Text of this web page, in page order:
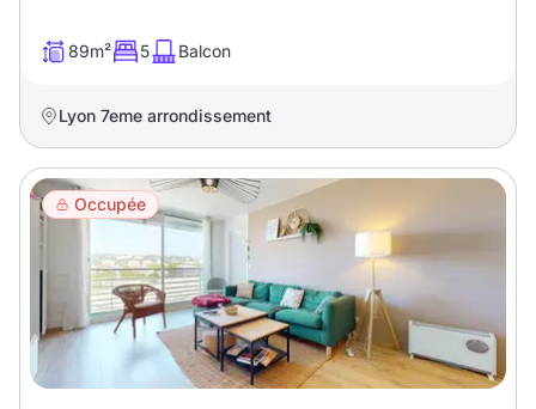
89m² 5 Balcon
Lyon 7eme arrondissement
Occupée